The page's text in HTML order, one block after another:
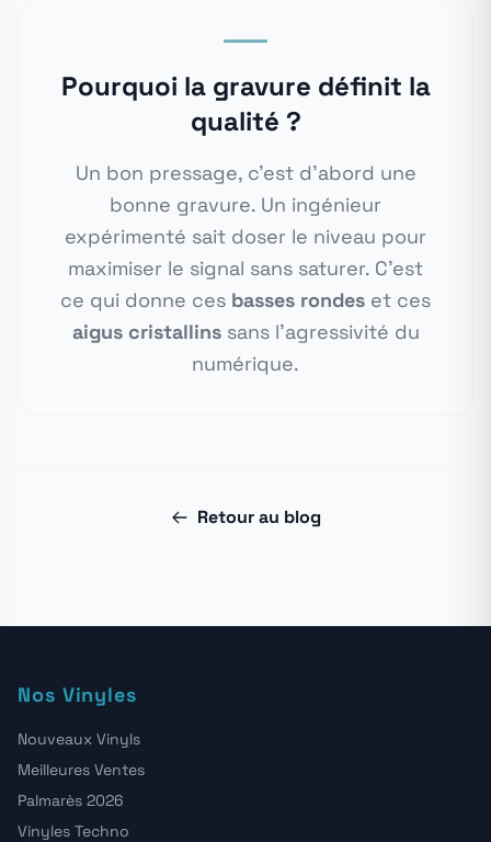
Pourquoi la gravure définit la
qualité ?
Un bon pressage, c'est d'abord une
bonne gravure. Un ingénieur
expérimenté sait doser le niveau pour
maximiser le signal sans saturer. C'est
ce qui donne ces basses rondes et ces
aigus cristallinssans l'agressivité du
numérique.
Retour au blog
Nos Vinyles
Nouveaux Vinyls
Meilleures Ventes
Palmarès 2026
Vinyles Techno